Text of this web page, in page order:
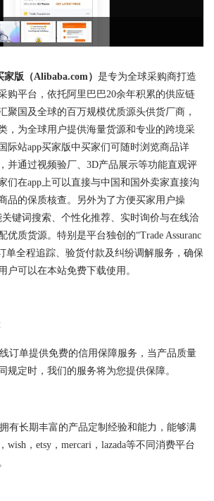
版（Alibaba.com） 是专为全球采购商打造
购平台，依托阿里巴巴20余年积累的供应链
聚国及全球的百万规模优质源头供货厂商，
，为全球用户提供海量货源和专业的跨境采
际站app买家版中买家们可随时浏览商品详
并通过视频验厂、3D产品展示等功能直观评
们在app上可以直接与中国和国外卖家直接沟
品的保质核查。另外为了方便买家用户操
键词搜索、个性化推荐、实时询价与在线洽
优质货源。特别是平台独创的“Trade Assuranc
单全程追踪、验货付款及纠纷调解服务，确保
户可以在本站免费下载使用。
订单提供免费的信用保障服务，当产品质量
规定时，我们的服务将为您提供保障。
有长期丰富的产品定制经验和能力，能够满
wish，etsy，mercari，lazada等不同消费平台